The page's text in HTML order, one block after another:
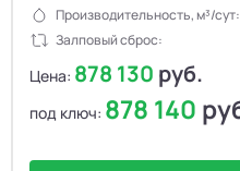
Производительность, м³/сут:
Залповый сброс:
Цена: 878 130 руб.
под ключ: 878 140